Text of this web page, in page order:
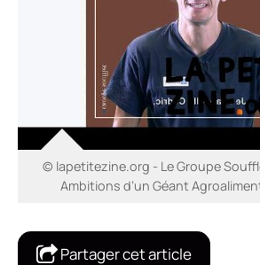
© lapetitezine.org - Le Groupe
Ambitions d’un Géant
Partager cet article